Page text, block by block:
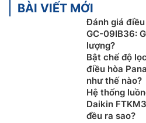
BÀI VIẾT MỚI
Đánh giá
GC-09IB36:
lượng?
Bật chế độ
điều hòa
như thế nào?
Hệ thống
Daikin
đều ra sao?